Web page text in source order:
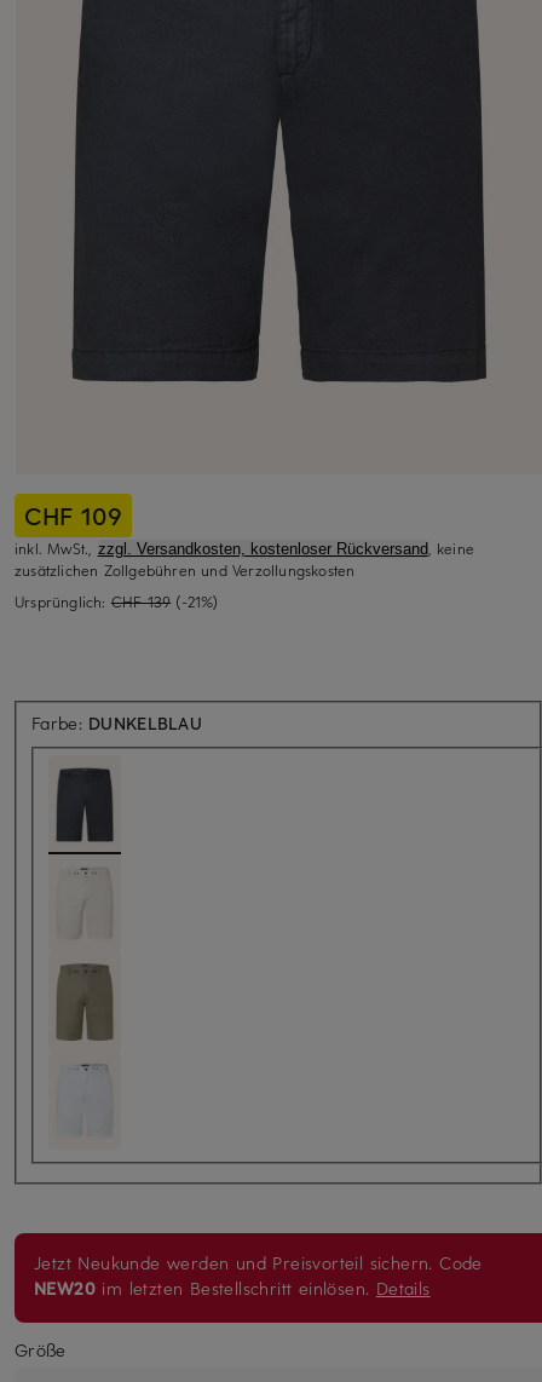
CHF 109
inkl. MwSt., zzgl. Versandkosten, kostenloser Rückversand, keine
zusätzlichen Zollgebühren und Verzollungskosten
Ursprünglich: CHF 139 (-21%)
Farbe: DUNKELBLAU
Jetzt Neukunde werden und Preisvorteil sichern. Code
NEW20 im letzten Bestellschritt einlösen. Details
Größe